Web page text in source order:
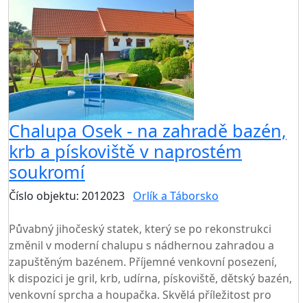
Chalupa Osek - na zahradě bazén,
krb a pískoviště v naprostém
soukromí
Číslo objektu: 2012023 Orlík a Táborsko
Půvabný jihočeský statek, který se po rekonstrukci
změnil v moderní chalupu s nádhernou zahradou a
zapuštěným bazénem. Příjemné venkovní posezení,
k dispozici je gril, krb, udírna, pískoviště, dětský bazén,
venkovní sprcha a houpačka. Skvělá příležitost pro